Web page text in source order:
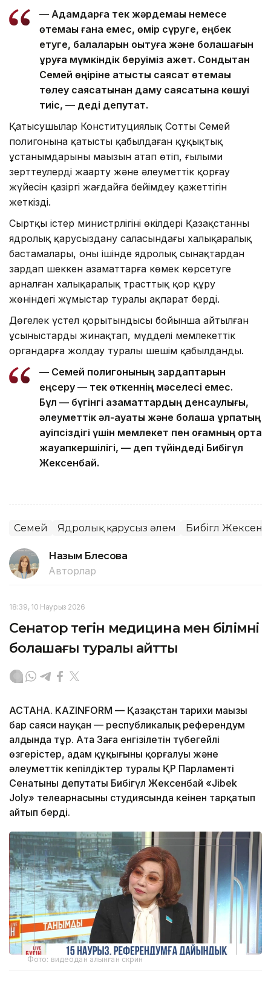
— Адамдарға тек жәрдемақы немесе
өтемақы ғана емес, өмір сүруге, еңбек
етуге, балаларын оқытуға және болашағын
құруға мүмкіндік беруіміз қажет. Сондықтан
Семей өңіріне қатысты саясат өтемақы
төлеу саясатынан даму саясатына көшуі
тиіс, — деді депутат.
Қатысушылар Конституциялық Соттың Семей
полигонына қатысты қабылдаған құқықтық
ұстанымдарының маңызын атап өтіп, ғылыми
зерттеулерді жаңарту және әлеуметтік қорғау
жүйесін қазіргі жағдайға бейімдеу қажеттігін
жеткізді.
Сыртқы істер министрлігінің өкілдері Қазақстанның
ядролық қарусыздану саласындағы халықаралық
бастамалары, оның ішінде ядролық сынақтардан
зардап шеккен азаматтарға көмек көрсетуге
арналған халықаралық трасттық қор құру
жөніндегі жұмыстар туралы ақпарат берді.
Дөңгелек үстел қорытындысы бойынша айтылған
ұсыныстарды жинақтап, мүдделі мемлекеттік
органдарға жолдау туралы шешім қабылданды.
— Семей полигонының зардаптарын
еңсеру — тек өткеннің мәселесі емес.
Бұл — бүгінгі азаматтардың денсаулығы,
әлеуметтік әл-ауқаты және болашақ ұрпақтың
қауіпсіздігі үшін мемлекет пен қоғамның ортақ
жауапкершілігі, — деп түйіндеді Бибігүл
Жексенбай.
Семей Ядролық қарусыз әлем Бибігүл
Назым Бөлесова
Авторлар
18:39, 10 Наурыз 2026
Сенатор тегін медицина мен білімнің
болашағы туралы айтты
АСТАНА. KAZINFORM — Қазақстан тарихи маңызы
бар саяси науқан — республикалық референдум
алдында тұр. Ата Заңға енгізілетін түбегейлі
өзгерістер, адам құқығының қорғалуы және
әлеуметтік кепілдіктер туралы ҚР Парламенті
Сенатының депутаты Бибігүл Жексенбай «Jibek
Joly» телеарнасының студиясында кеңінен тарқатып
айтып берді.
Фото: видеодан алынған скрин